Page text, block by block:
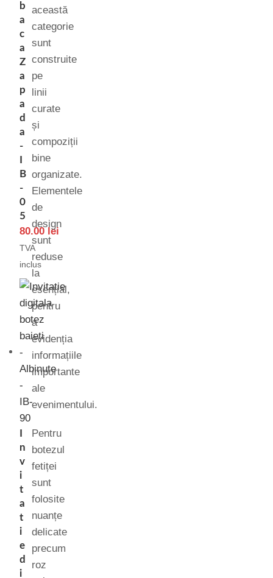
b
a
c
a
Z
a
p
a
d
a
-
B
-
0
5
80.00lei
TVA
inclus
n
v
i
t
a
t
i
e
d
i
această
categorie
sunt
construite
pe
linii
curate
și
compoziții
bine
organizate.
Elementele
de
design
sunt
reduse
la
esențial,
pentru
a
evidenția
informațiile
importante
ale
evenimentului.
Pentru
botezul
fetiței
sunt
folosite
nuanțe
delicate
precum
roz